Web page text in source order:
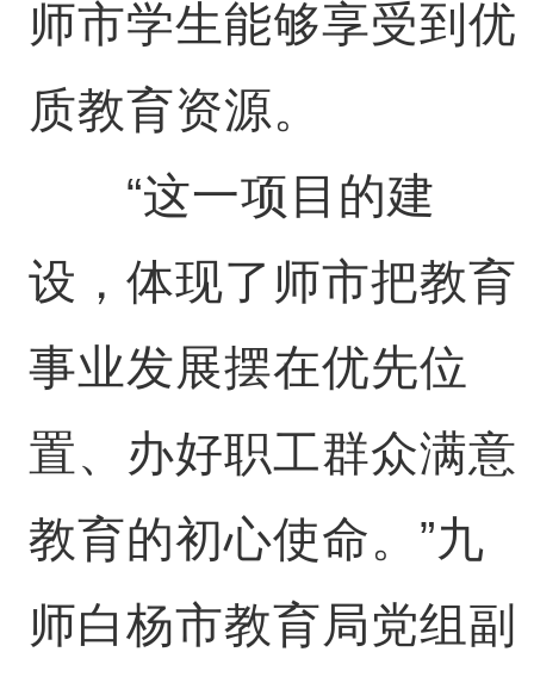
师市学生能够享受到优
质教育资源。
“这一项目的建
设，体现了师市把教育
事业发展摆在优先位
置、办好职工群众满意
教育的初心使命。”九
师白杨市教育局党组副